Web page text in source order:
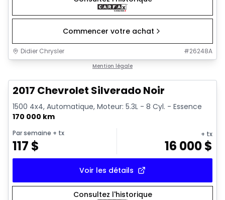
Commencer votre achat
Didier Chrysler #26248A
Mention légale
2017 Chevrolet Silverado Noir
1500 4x4, Automatique, Moteur: 5.3L - 8 Cyl. - Essence
170 000 km
Par semaine + tx
117 $
+ tx
16 000$
Voir les détails
Consultez l'historique